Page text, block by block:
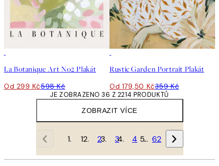
La Botanique Art No2 Plakát
Od 299 Kč598 Kč
Rustic Garden Portrait Plakát
Od 179,50 Kč359 Kč
ZOBRAZIT VÍCE
JE ZOBRAZENO 36 Z 2214 PRODUKTŮ
1 2 3 4 … 62